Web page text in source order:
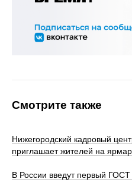
Смотрите также
Нижегородский кадровый
приглашает жителей на
В России введут первый